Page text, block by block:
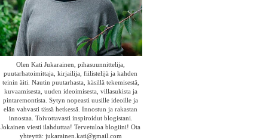
Olen Kati Jukarainen, pihasuunnittelija,
puutarhatoimittaja, kirjailija, fiilistelijä ja kahden
teinin äiti. Nautin puutarhasta, käsillä tekemisestä,
kuvaamisesta, uuden ideoimisesta, villasukista ja
pintaremontista. Sytyn nopeasti uusille ideoille ja
elän vahvasti tässä hetkessä. Innostun ja rakastan
innostaa. Toivottavasti inspiroidut blogistani.
Jokainen viesti ilahduttaa! Tervetuloa blogiini! Ota
yhteyttä: jukarainen.kati@gmail.com